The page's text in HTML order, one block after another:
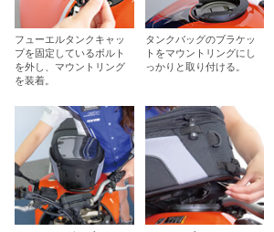
フューエルタンクキャッ
プを固定しているボルト
を外し、マウントリング
を装着。
タンクバッグのブラケッ
トをマウントリングにし
っかりと取り付ける。